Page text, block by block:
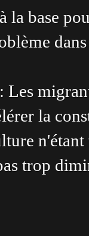
la base
Les
la
trop